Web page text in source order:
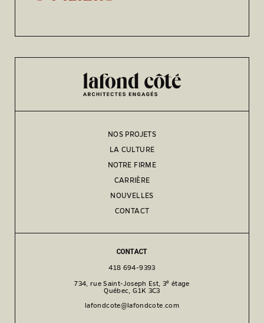
CONTACT
418 694-9393
734, rue Saint-Joseph Est, 3e étage
Québec, G1K 3C3
lafondcote@lafondcote.com
NOS PROJETS
LA CULTURE
NOTRE FIRME
CARRIÈRE
NOUVELLES
CONTACT